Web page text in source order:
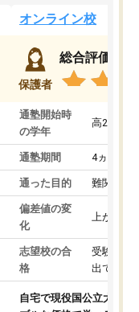
オンライン校
保護者
総合評価
通塾開始時
の学年
高2
通塾期間 4ヵ月～1
通った目的 難関私立
偏差値の変
化
上がった
志望校の合
格
受験して
出ていな
自宅で現役国公立大学生